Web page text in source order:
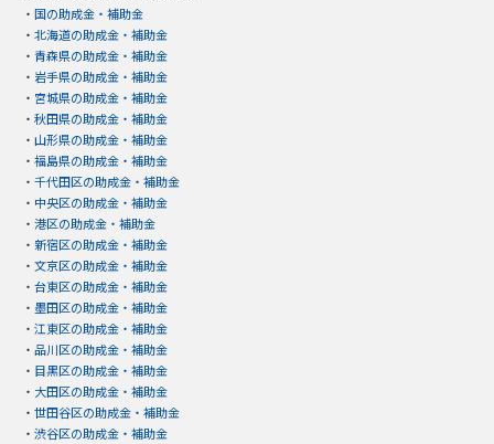
・ 国の助成金・補助金
・ 北海道の助成金・補助金
・ 青森県の助成金・補助金
・ 岩手県の助成金・補助金
・ 宮城県の助成金・補助金
・ 秋田県の助成金・補助金
・ 山形県の助成金・補助金
・ 福島県の助成金・補助金
・ 千代田区の助成金・補助金
・ 中央区の助成金・補助金
・ 港区の助成金・補助金
・ 新宿区の助成金・補助金
・ 文京区の助成金・補助金
・ 台東区の助成金・補助金
・ 墨田区の助成金・補助金
・ 江東区の助成金・補助金
・ 品川区の助成金・補助金
・ 目黒区の助成金・補助金
・ 大田区の助成金・補助金
・ 世田谷区の助成金・補助金
・ 渋谷区の助成金・補助金